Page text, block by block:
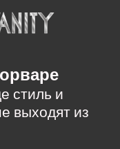
стиль и
выходят из